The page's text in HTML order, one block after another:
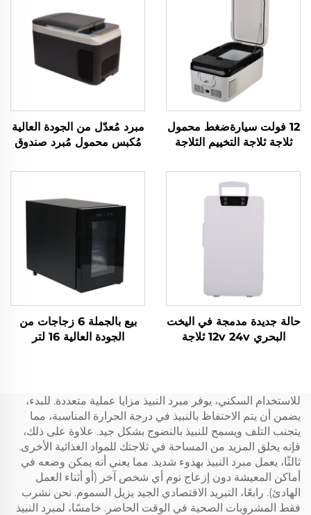
12 فولت سيارةضغط محمول
ثلاجة ثلاجة التخييم الثلاجة
صغيرة ثلاجة 18L
مبرد مُعدّل من الجودة العالية
مُكبس محمول مُبرد صندوق
12 فلت ثلاجة مخيمات ثلاجة
حالة جديدة مدمجة في اليخت
البحري 12v 24v ثلاجة
بيع بالجملة 6 زجاجات من
الجودة العالية 16 لتر
للاستخدام السكني، يوفر مبرد النبيذ مزايا عملية متعددة. للبدء،
يضمن أن يتم الاحتفاظ بالنبيذ في درجة الحرارة المناسبة، مما
يتجنب التلف ويسمح للنبيذ بالنضوج بشكل جيد. علاوة على ذلك،
فإنه يخلق المزيد من المساحة في ثلاجتك للمواد الغذائية الأخرى.
ثالثًا، يعمل مبرد النبيذ بهدوء شديد. مما يعني أنه يمكن وضعه في
أماكن المعيشة دون إزعاج نوم أي شخص آخر (أو أثناء العمل
الهادئ). رابعًا، التبريد الاقتصادي الجيد يزيل السموم. نحن نشرب
فقط المشروبات الصحية في الوقت الحاضر. خامسًا، لمبرد النبيذ